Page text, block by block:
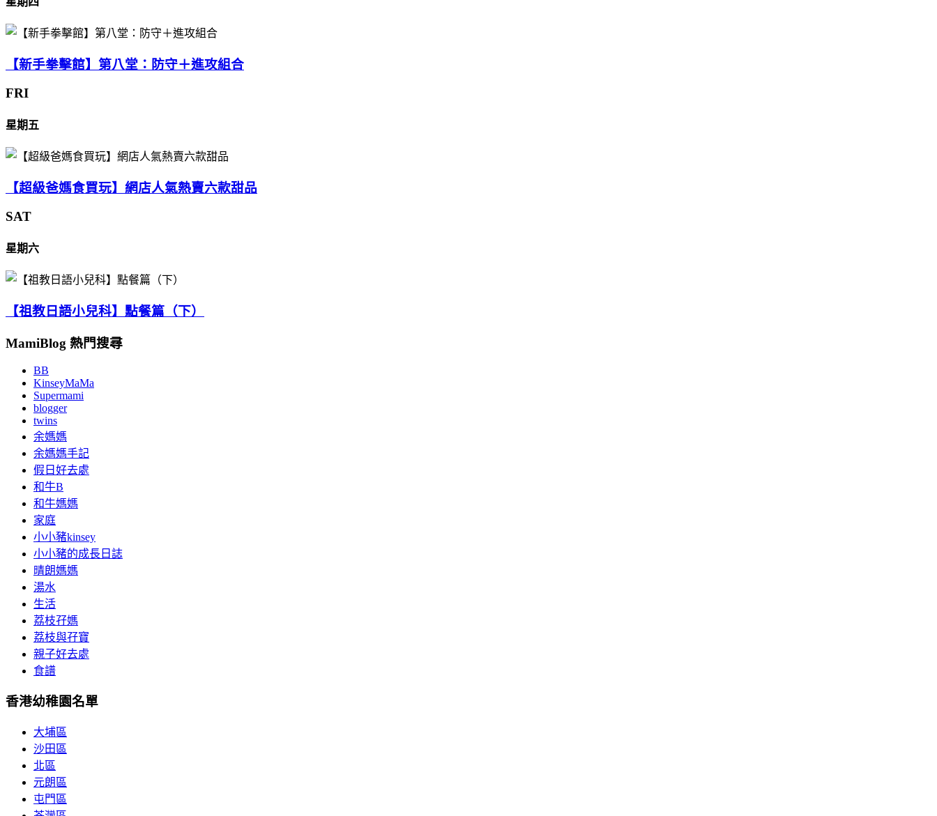
【新手拳擊館】第八堂：防守＋進攻組合
FRI
星期五
【超級爸媽食買玩】網店人氣熱賣六款甜品
SAT
星期六
【祖教日語小兒科】點餐篇（下）
MamiBlog 熱門搜尋
BB
KinseyMaMa
Supermami
blogger
twins
余媽媽
余媽媽手記
假日好去處
和牛B
和牛媽媽
家庭
小小豬kinsey
小小豬的成長日誌
晴朗媽媽
湯水
生活
荔枝孖媽
荔枝與孖寶
親子好去處
食譜
香港幼稚園名單
大埔區
沙田區
北區
元朗區
屯門區